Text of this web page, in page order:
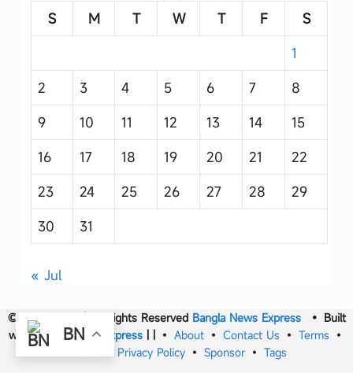
S
M T W T F
S
1
2
3 4 5 6 7
8
9
10 11 12 13 14
15
16
17 18 19 20 21
22
23
24 25 26 27 28
29
30
31
« Jul
© 2017- 2026 | All Rights Reserved Bangla News Express• Built
withBangla News Express | | • About • Contact Us • Terms •
Privacy Policy • Sponsor • Tags
BN